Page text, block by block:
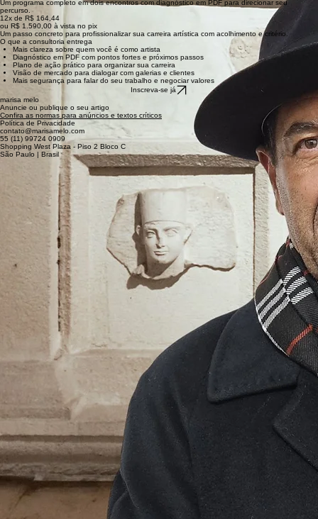
Um programa completo em dois encontros com diagnóstico em PDF para direcionar seu
percurso.
12x de R$ 164,44
ou R$ 1.590,00 à vista no pix
Um passo concreto para profissionalizar sua carreira artística com acolhimento e critério.
O que a consultoria entrega
Mais clareza sobre quem você é como artista
Diagnóstico em PDF com pontos fortes e próximos passos
Plano de ação prático para organizar sua carreira
Visão de mercado para dialogar com galerias e clientes
Mais segurança para falar do seu trabalho e negociar valores
Inscreva-se já
marisa melo
Anuncie ou publique o seu artigo
Confira as normas para anúncios e textos críticos
Política de Privacidade
contato@marisamelo.com
55 (11) 99724 0909
Shopping West Plaza - Piso 2 Bloco C
São Paulo | Brasil